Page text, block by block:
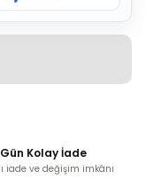
Kolay İade
iade ve değişim imkânı